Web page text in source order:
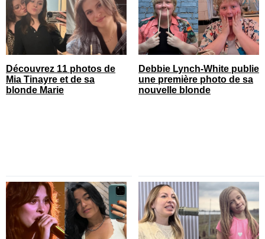
Découvrez 11 photos de
Mia Tinayre et de sa
blonde Marie
Debbie Lynch-White publie
une première photo de sa
nouvelle blonde